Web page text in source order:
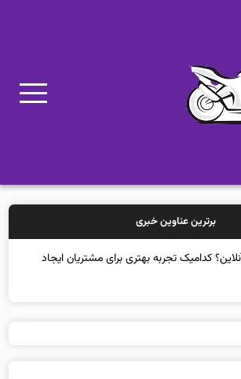
برترین عناوین خبری